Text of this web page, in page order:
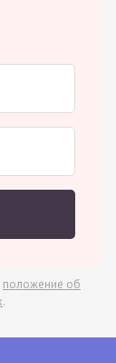
положение об
.